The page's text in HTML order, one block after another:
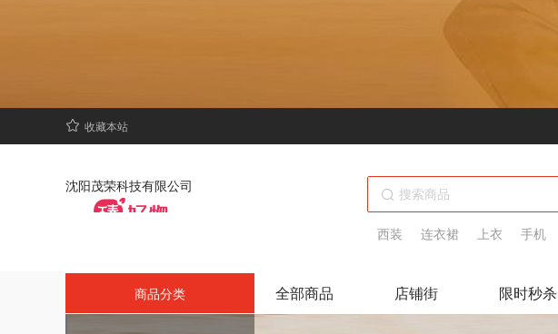
收藏本站
沈阳茂荣科技有限公司
西装 连衣裙 上衣 手机
商品分类 全部商品 店铺街 限时秒杀